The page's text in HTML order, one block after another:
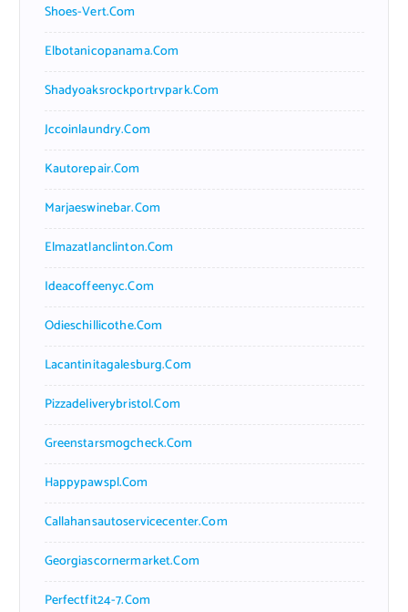
Shoes-Vert.com
Elbotanicopanama.com
Shadyoaksrockportrvpark.com
Jccoinlaundry.com
Kautorepair.com
Marjaeswinebar.com
Elmazatlanclinton.com
Ideacoffeenyc.com
Odieschillicothe.com
Lacantinitagalesburg.com
Pizzadeliverybristol.com
Greenstarsmogcheck.com
Happypawspl.com
Callahansautoservicecenter.com
Georgiascornermarket.com
Perfectfit24-7.com